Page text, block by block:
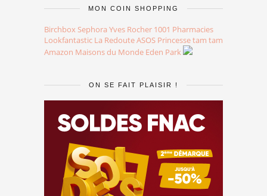
MON COIN SHOPPING
Birchbox Sephora Yves Rocher 1001 Pharmacies
Lookfantastic La RedouteASOS Princesse tam tam
Amazon Maisons du Monde Eden Park
ON SE FAIT PLAISIR !